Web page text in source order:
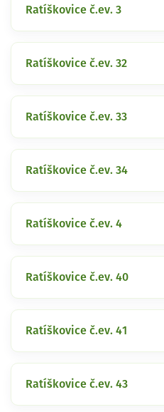
Ratíškovice č.ev. 3
Ratíškovice č.ev. 32
Ratíškovice č.ev. 33
Ratíškovice č.ev. 34
Ratíškovice č.ev. 4
Ratíškovice č.ev. 40
Ratíškovice č.ev. 41
Ratíškovice č.ev. 43